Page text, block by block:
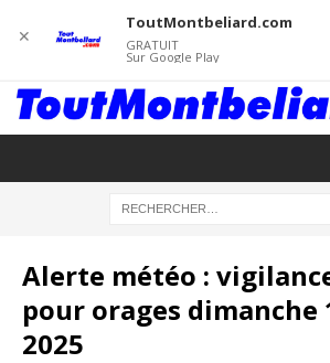
Alerte météo :
pour orages dimanche
2025
✕
ToutMontbeliard.com
GRATUIT
Sur Google Play